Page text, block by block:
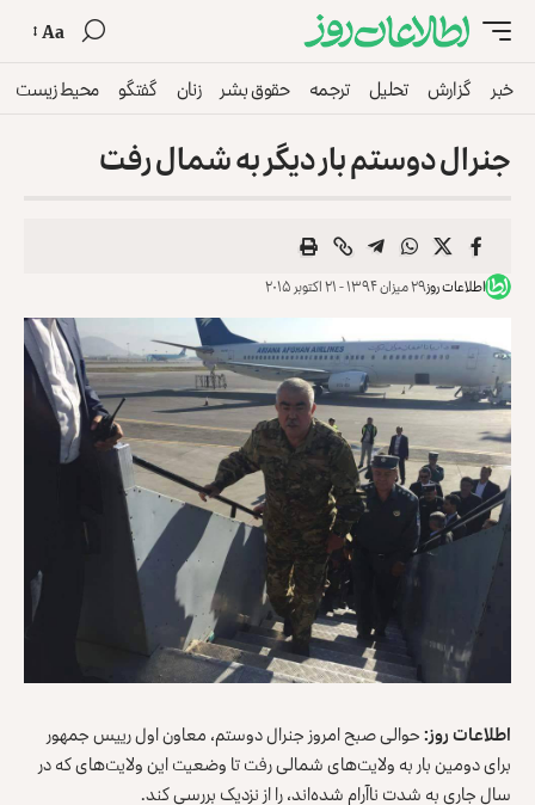
Aa
خبر گزارش تحلیل ترجمه حقوق بشر زنان گفتگو محیط زیست
جنرال دوستم بار دیگر به شمال رفت
اطلاعات روز۲۹ میزان ۱۳۹۴ - ۲۱ اکتوبر ۲۰۱۵
اطلاعات روز:حوالی صبح امروز جنرال دوستم، معاون اول رییس جمهور
برای دومین بار به ولایت‌های شمالی رفت تا وضعیت این ولایت‌های که در
سال جاری به شدت ناآرام شده‌اند، را از نزدیک بررسی کند.